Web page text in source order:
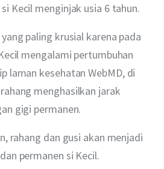
Kecil menginjak usia 6 tahun.
paling krusial karena pada
mengalami pertumbuhan
laman kesehatan WebMD, di
menghasilkan jarak
gigi permanen.
rahang dan gusi akan menjadi
permanen si Kecil.